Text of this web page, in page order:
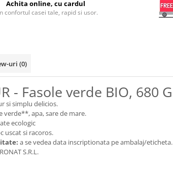
Achita online, cu cardul
confortul casei tale, rapid si usor.
uri (0)
- Fasole verde BIO, 680 G
si simplu delicios.
verde**, apa, sare de mare.
ecologic
uscat si racoros.
a se vedea data inscriptionata pe ambalaj/eticheta.
S.R.L.